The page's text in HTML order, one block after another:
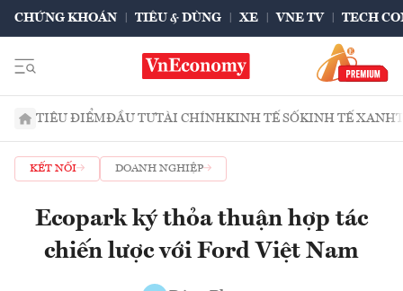
CHỨNG KHOÁN TIÊU & DÙNG XE VNE TV TECH
TIÊU ĐIỂMĐẦU TƯTÀI CHÍNHKINH TẾ SỐKINH TẾ XANH
KẾT NỐI DOANH NGHIỆP
Ecopark ký thỏa thuận hợp tác
chiến lược với Ford Việt Nam